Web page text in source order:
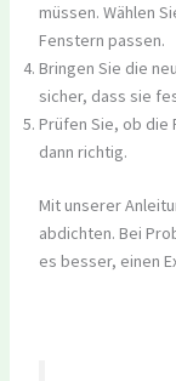
müssen. Wählen
Fenstern passen.
Bringen Sie die
sicher, dass sie
Prüfen Sie, ob die
dann richtig.
Mit unserer
abdichten. Bei
es besser, einen